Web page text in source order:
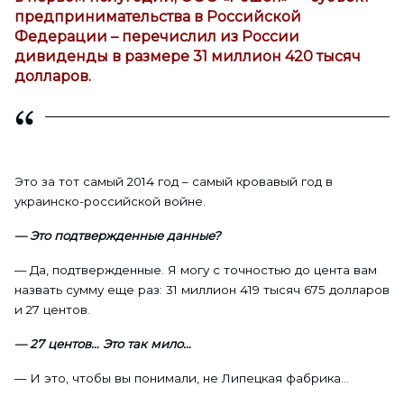
предпринимательства в Российской
Федерации – перечислил из России
дивиденды в размере 31 миллион 420 тысяч
долларов.
Это за тот самый 2014 год – самый кровавый год в
украинско-российской войне.
— Это подтвержденные данные?
— Да, подтвержденные. Я могу с точностью до цента вам
назвать сумму еще раз: 31 миллион 419 тысяч 675 долларов
и 27 центов.
— 27 центов… Это так мило…
— И это, чтобы вы понимали, не Липецкая фабрика…